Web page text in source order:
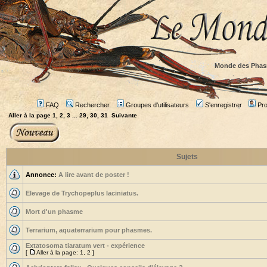
Monde des
FAQ Rechercher Groupes d'utilisateurs S'enregistrer
Aller à la page 1 2 3 ...29 30 31 Suivante
Sujets
Annonce: A lire avant de poster !
Elevage de Trychopeplus laciniatus.
Mort d'un phasme
Terrarium, aquaterrarium pour phasmes.
Extatosoma tiaratum vert - expérience
[ Aller à la page: 1 2 ]